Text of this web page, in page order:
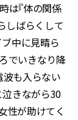
は『体の関係
しばらくして
ブ中に見晴ら
でいきなり降
波も入らない
泣きながら30
性が助けてく